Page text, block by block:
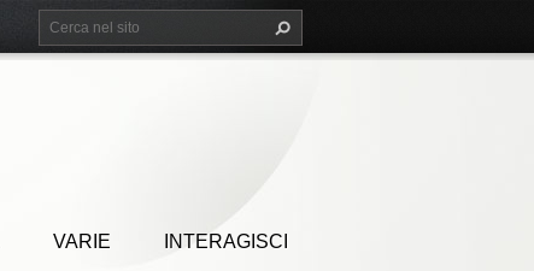
VARIE INTERAGISCI